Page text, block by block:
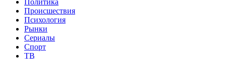
Происшествия
Психология
Рынки
Сериалы
Спорт
ТВ